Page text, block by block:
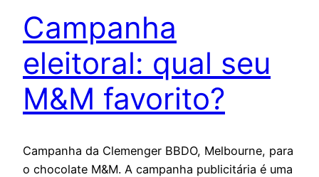
Campanha
eleitoral: qual seu
M&M favorito?
Campanha da Clemenger BBDO, Melbourne, para
o chocolate M&M. A campanha publicitária é uma